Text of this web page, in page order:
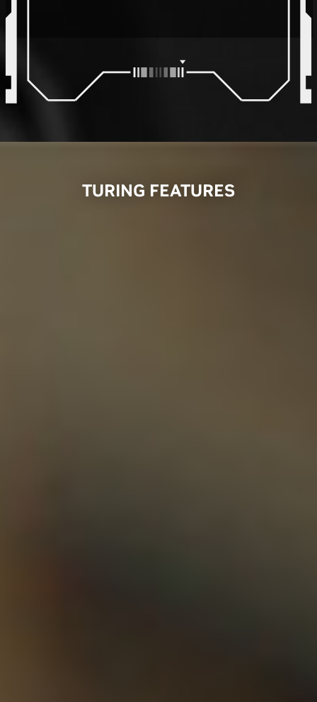
TURING FEATURES